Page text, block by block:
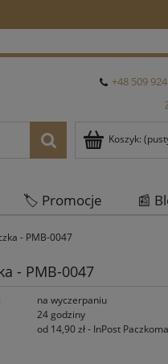
+48 509
Koszyk:
🏷️ Promocje 📰
- PMB-0047
- PMB-0047
na wyczerpaniu
24 godziny
od 14,90 zł- InPost